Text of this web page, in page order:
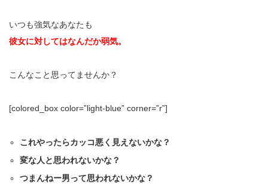
いつも強気なあなたも
彼女に対してはなんだか弱気。
こんなこと思ってませんか？
[colored_box color=”light‐blue” corner=”r”]
これやったらカッコ悪く見えないかな？
変な人と思われないかな？
つまんねー男って思われないかな？